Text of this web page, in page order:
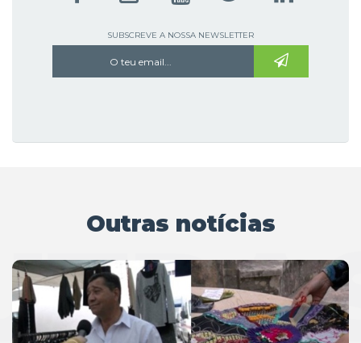
SUBSCREVE A NOSSA NEWSLETTER
Outras notícias